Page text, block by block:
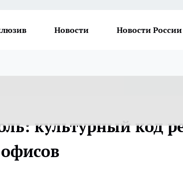
Новости Новости России
культурный код